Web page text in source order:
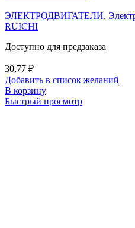
ЭЛЕКТРОДВИГАТЕЛИ,
RUICHI
Доступно для предзаказа
30,77 ₽
Добавить в список желаний
В корзину
Быстрый просмотр